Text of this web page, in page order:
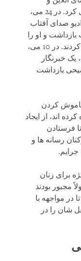
«توهین به آیات قرآن» عذرخواهی می کرد. در 24 می،
صدای آفتاب
و او را
به حمایت از گروه های مخالف متهم کردند. در 10 می،
، یک خبرنگار
بازداشت
کردن
اند، از ایجاد
فرستادن
رسانه‌ ها و
جرایم.
برای زنان
مجبور بودند
در مواجهه با
شان را در